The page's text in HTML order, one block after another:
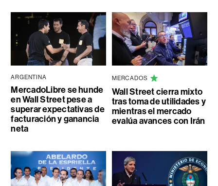
ARGENTINA
MercadoLibre se hunde
en Wall Street pese a
superar expectativas de
facturación y ganancia
neta
MERCADOS
Wall Street cierra mixto
tras toma de utilidades y
mientras el mercado
evalúa avances con Irán